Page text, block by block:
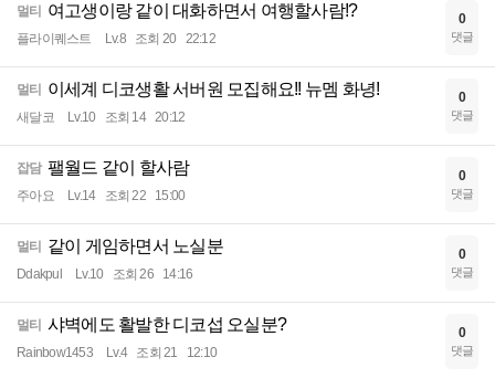
멀티 여고생이랑 같이 대화하면서 여행할사람!?
플라이퀘스트 Lv.8 조회 20 22:12
0
댓글
멀티 이세계 디코생활 서버원 모집해요!! 뉴멤 화녕!
새달코 Lv.10 조회 14 20:12
0
댓글
잡담 팰월드 같이 할사람
주아요 Lv.14 조회 22 15:00
0
댓글
멀티 같이 게임하면서 노실분
Ddakpul Lv.10 조회 26 14:16
0
댓글
멀티 샤벽에도 활발한 디코섭 오실분?
Rainbow1453 Lv.4 조회 21 12:10
0
댓글